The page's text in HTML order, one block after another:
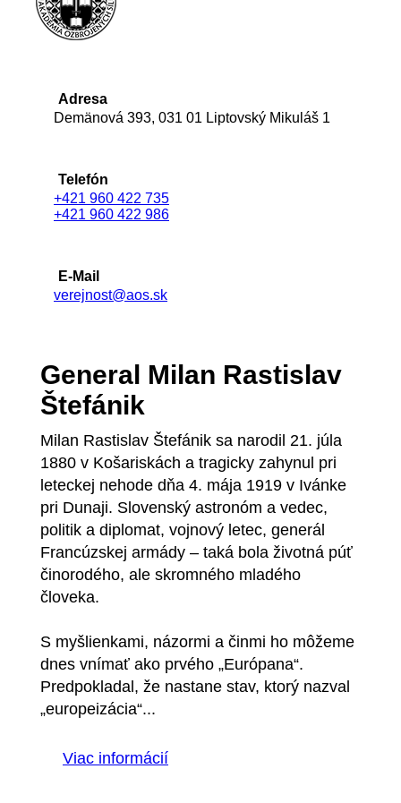
Adresa
Demänová 393, 031 01 Liptovský Mikuláš 1
Telefón
+421 960 422 735
+421 960 422 986
E-Mail
verejnost@aos.sk
General Milan Rastislav
Štefánik
Milan Rastislav Štefánik sa narodil 21. júla
1880 v Košariskách a tragicky zahynul pri
leteckej nehode dňa 4. mája 1919 v Ivánke
pri Dunaji. Slovenský astronóm a vedec,
politik a diplomat, vojnový letec, generál
Francúzskej armády – taká bola životná púť
činorodého, ale skromného mladého
človeka.
S myšlienkami, názormi a činmi ho môžeme
dnes vnímať ako prvého „Európana“.
Predpokladal, že nastane stav, ktorý nazval
„europeizácia“...
Viac informácií